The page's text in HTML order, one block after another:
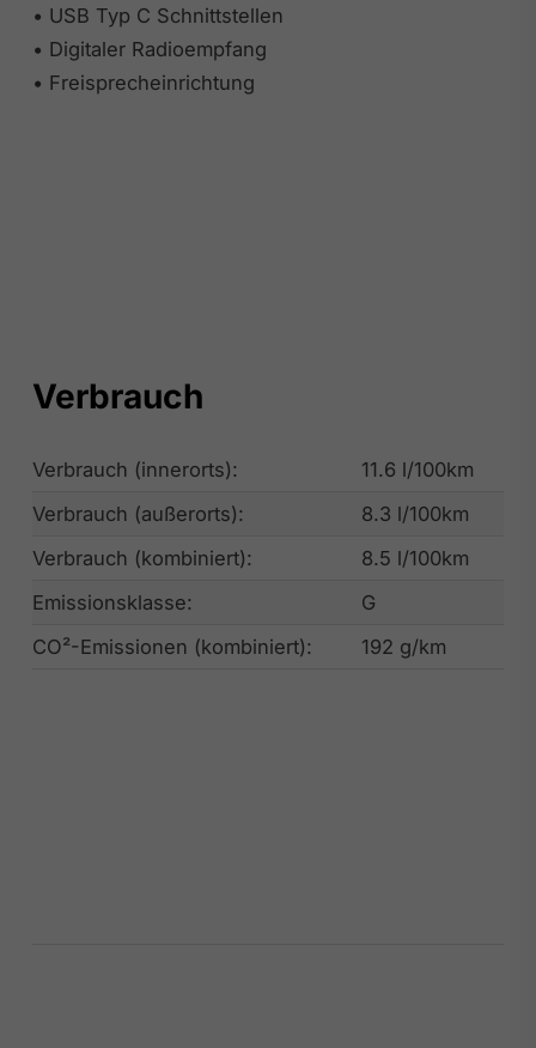
• USB Typ C Schnittstellen
• Digitaler Radioempfang
• Freisprecheinrichtung
Verbrauch
Verbrauch (innerorts):
11.6 l/100km
Verbrauch (außerorts):
8.3 l/100km
Verbrauch (kombiniert):
8.5 l/100km
Emissionsklasse:
G
CO²-Emissionen (kombiniert):
192 g/km